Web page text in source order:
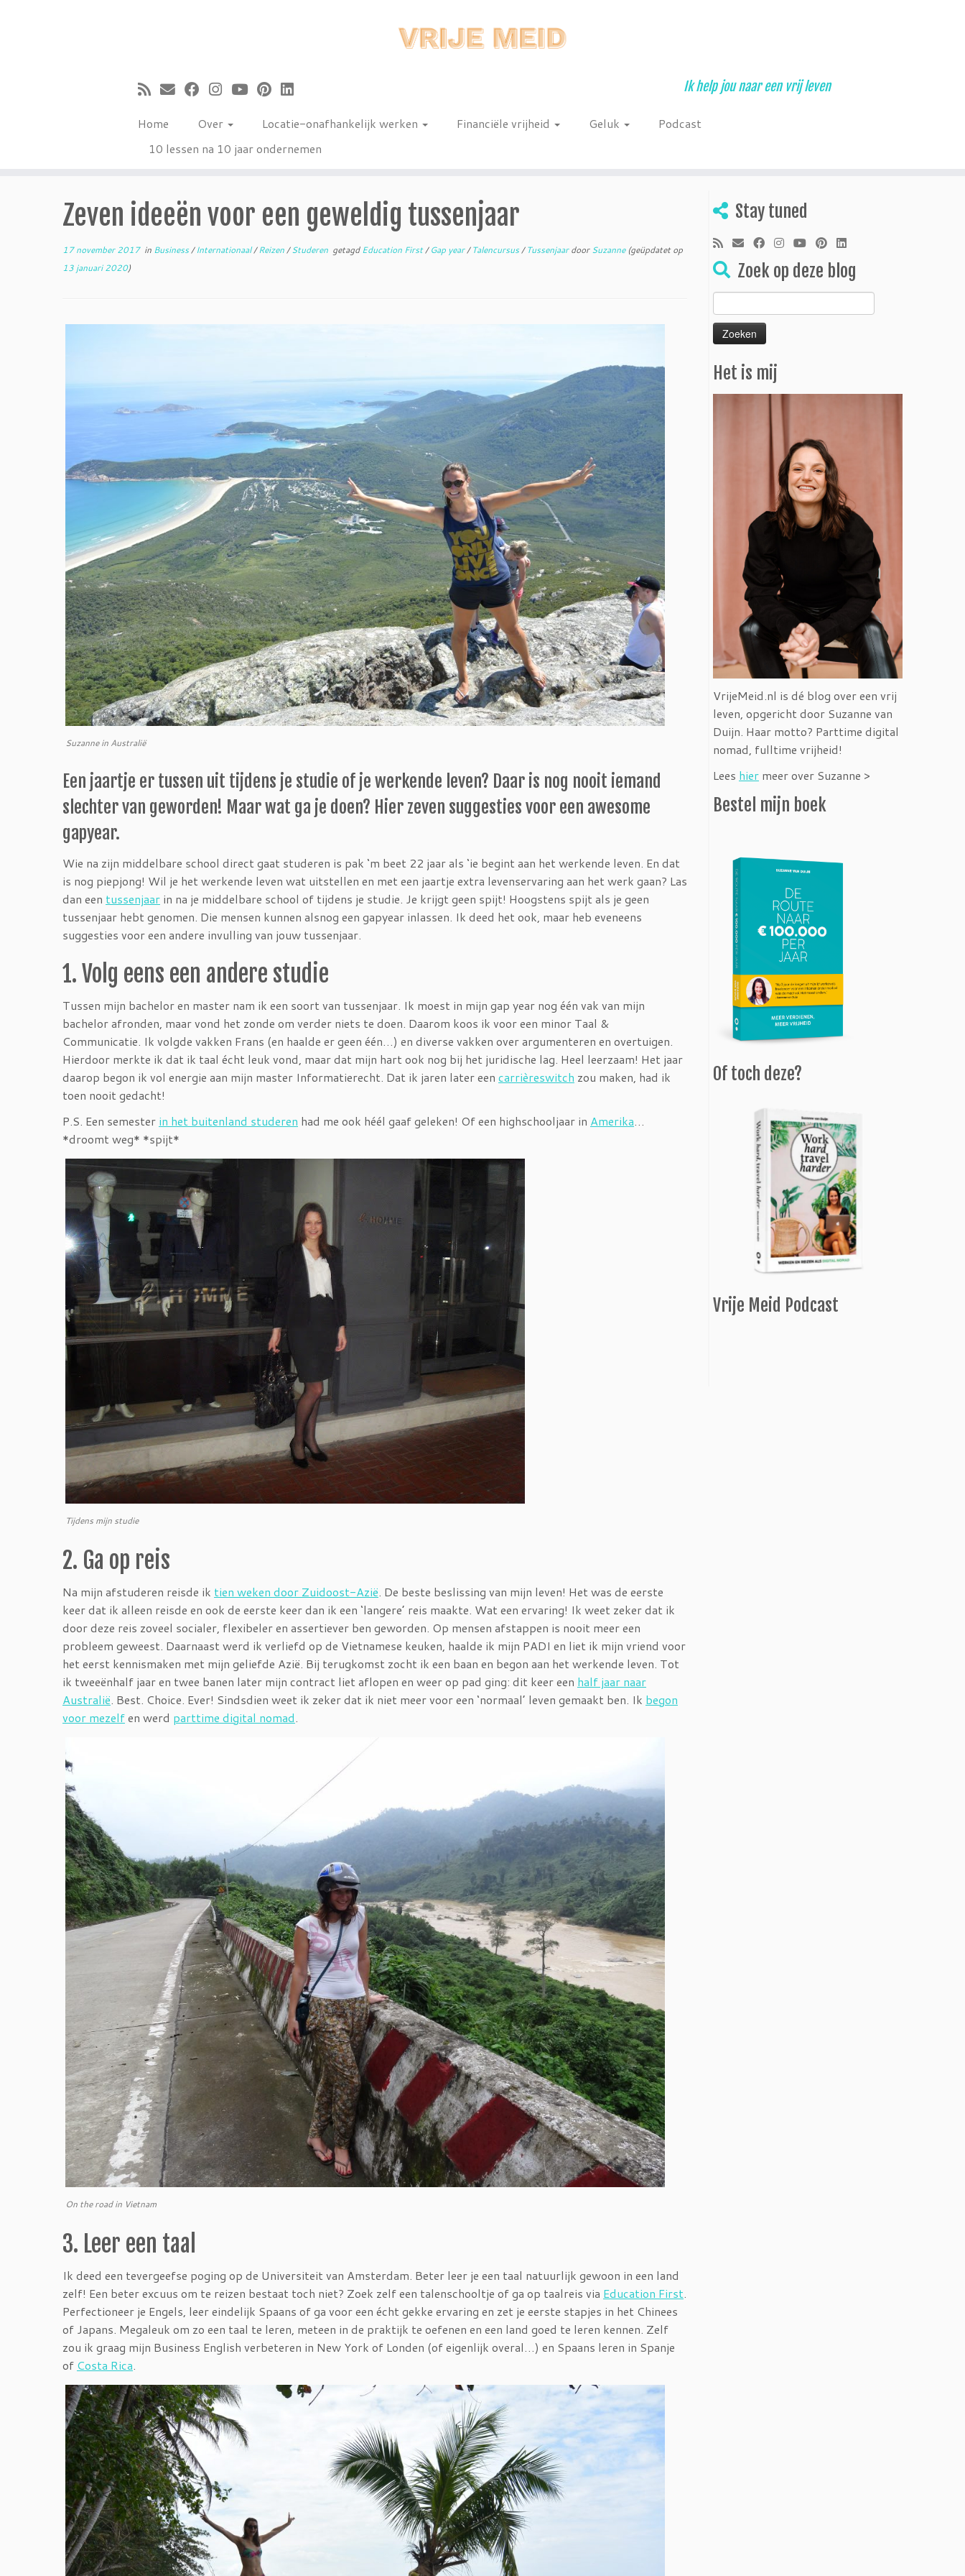
Ik help jou naar een vrij leven
Home Over Locatie-onafhankelijk werken Financiële vrijheid Geluk
Podcast
10 lessen na 10 jaar ondernemen
Zeven ideeën voor een geweldig tussenjaar
17 november 2017in Business/Internationaal/Reizen/Studeren getagdEducation First/Gap year/Talencursus/TussenjaardoorSuzanne(geüpdatet op
13 januari 2020)
Suzanne in Australië
Een jaartje er tussen uit tijdens je studie of je werkende leven? Daar is nog nooit iemand
slechter van geworden! Maar wat ga je doen? Hier zeven suggesties voor een awesome
gapyear.
Wie na zijn middelbare school direct gaat studeren is pak ‘m beet 22 jaar als ‘ie begint aan het werkende leven. En dat
is nog piepjong! Wil je het werkende leven wat uitstellen en met een jaartje extra levenservaring aan het werk gaan? Las
dan een tussenjaar in na je middelbare school of tijdens je studie. Je krijgt geen spijt! Hoogstens spijt als je geen
tussenjaar hebt genomen. Die mensen kunnen alsnog een gapyear inlassen. Ik deed het ook, maar heb eveneens
suggesties voor een andere invulling van jouw tussenjaar.
1. Volg eens een andere studie
Tussen mijn bachelor en master nam ik een soort van tussenjaar. Ik moest in mijn gap year nog één vak van mijn
bachelor afronden, maar vond het zonde om verder niets te doen. Daarom koos ik voor een minor Taal &
Communicatie. Ik volgde vakken Frans (en haalde er geen één…) en diverse vakken over argumenteren en overtuigen.
Hierdoor merkte ik dat ik taal écht leuk vond, maar dat mijn hart ook nog bij het juridische lag. Heel leerzaam! Het jaar
daarop begon ik vol energie aan mijn master Informatierecht. Dat ik jaren later een carrièreswitch zou maken, had ik
toen nooit gedacht!
P.S. Een semester in het buitenland studeren had me ook héél gaaf geleken! Of een highschooljaar in Amerika
*droomt weg* *spijt*
Tijdens mijn studie
2. Ga op reis
Na mijn afstuderen reisde ik tien weken door Zuidoost-Azië . De beste beslissing van mijn leven! Het was de eerste
keer dat ik alleen reisde en ook de eerste keer dan ik een ‘langere’ reis maakte. Wat een ervaring! Ik weet zeker dat ik
door deze reis zoveel socialer, flexibeler en assertiever ben geworden. Op mensen afstappen is nooit meer een
probleem geweest. Daarnaast werd ik verliefd op de Vietnamese keuken, haalde ik mijn PADI en liet ik mijn vriend voor
het eerst kennismaken met mijn geliefde Azië. Bij terugkomst zocht ik een baan en begon aan het werkende leven. Tot
ik tweeënhalf jaar en twee banen later mijn contract liet aflopen en weer op pad ging: dit keer een half jaar naar
Australië . Best. Choice. Ever! Sindsdien weet ik zeker dat ik niet meer voor een ‘normaal’ leven gemaakt ben. Ik begon
voor mezelfen werd parttime digital nomad
On the road in Vietnam
3. Leer een taal
Ik deed een tevergeefse poging op de Universiteit van Amsterdam. Beter leer je een taal natuurlijk gewoon in een land
zelf! Een beter excuus om te reizen bestaat toch niet? Zoek zelf een talenschooltje of ga op taalreis via Education First.
Perfectioneer je Engels, leer eindelijk Spaans of ga voor een écht gekke ervaring en zet je eerste stapjes in het Chinees
of Japans. Megaleuk om zo een taal te leren, meteen in de praktijk te oefenen en een land goed te leren kennen. Zelf
zou ik graag mijn Business English verbeteren in New York of Londen (of eigenlijk overal…) en Spaans leren in Spanje
of Costa Rica.
Stay tuned
Zoek op deze blog
Zoeken
naar:
Het is mij
VrijeMeid.nl is dé blog over een vrij
leven, opgericht door Suzanne van
Duijn. Haar motto? Parttime digital
nomad, fulltime vrijheid!
Lees hier meer over Suzanne >
Bestel mijn boek
Of toch deze?
Vrije Meid Podcast